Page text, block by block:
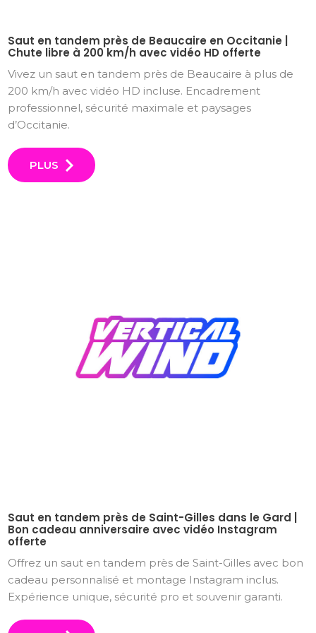
Saut en tandem près de Beaucaire en Occitanie |
Chute libre à 200 km/h avec vidéo HD offerte
Vivez un saut en tandem près de Beaucaire à plus de
200 km/h avec vidéo HD incluse. Encadrement
professionnel, sécurité maximale et paysages
d’Occitanie.
PLUS
Saut en tandem près de Saint-Gilles dans le Gard |
Bon cadeau anniversaire avec vidéo Instagram
offerte
Offrez un saut en tandem près de Saint-Gilles avec bon
cadeau personnalisé et montage Instagram inclus.
Expérience unique, sécurité pro et souvenir garanti.